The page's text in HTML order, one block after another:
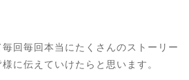
回毎回本当にたくさんのストーリー
に伝えていけたらと思います。